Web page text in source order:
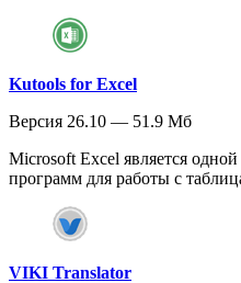
Kutools for Excel
Версия 26.10 — 51.9 Мб
Microsoft Excel является
программ для работы с
VIKI Translator